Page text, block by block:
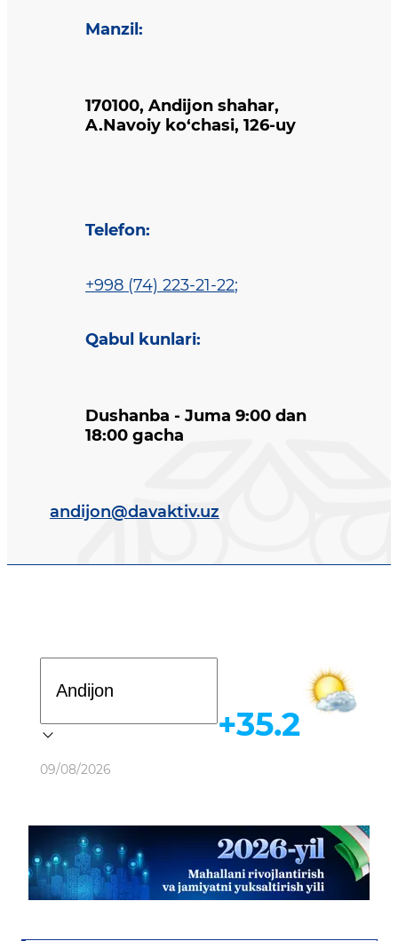
Manzil :
170100, Andijon shahar,
A.Navoiy ko‘chasi, 126-uy
Telefon:
+998 (74) 223-21-22;
Qabul kunlari:
Dushanba - Juma 9:00 dan
18:00 gacha
andijon@davaktiv.uz
Ob-havo
09/08/2026
+35.2